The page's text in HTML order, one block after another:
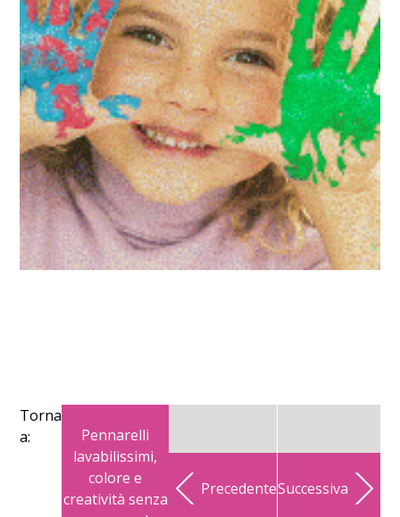
Torna
a:
Pennarelli
lavabilissimi,
colore e
creatività senza
PrecedenteSuccessiva